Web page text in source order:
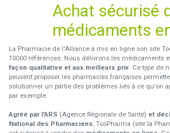
Achat sécurisé
médicaments
La Pharmacie de l'Alliance a mis en ligne son site
10000 références. Nous délivrons les médicaments
façon qualitative et aux meilleurs prix. Ce type de
peuvent proposer les pharmacies françaises
solutionner un partie des problèmes liés à ce qu'on
par exemple.
Agréé par l'ARS (Agence Régionale de Santé) et
National des Pharmaciens, TooPharma (site la